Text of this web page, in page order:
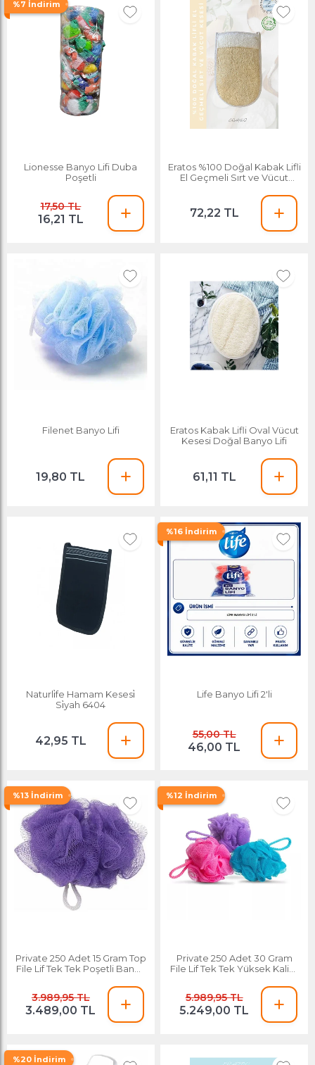
%7 İndirim
Lionesse Banyo Lifi Duba
Poşetli
17,50 TL
16,21 TL
Eratos %100 Doğal Kabak Lifli
El Geçmeli Sırt ve Vücut
72,22 TL
Filenet Banyo Lifi
19,80 TL
Eratos Kabak Lifli Oval Vücut
Kesesi Doğal Banyo Lifi
61,11 TL
Naturli̇fe Hamam Kesesi̇
Si̇yah 6404
42,95 TL
%16 İndirim
Life Banyo Lifi 2'li
55,00 TL
46,00 TL
%13 İndirim
Private 250 Adet 15 Gram Top
File Lif Tek Tek Poşetli Banyo
3.989,95 TL
3.489,00 TL
%12 İndirim
Private 250 Adet 30 Gram
File Lif Tek Tek Yüksek Kalite
5.989,95 TL
5.249,00 TL
%20 İndirim